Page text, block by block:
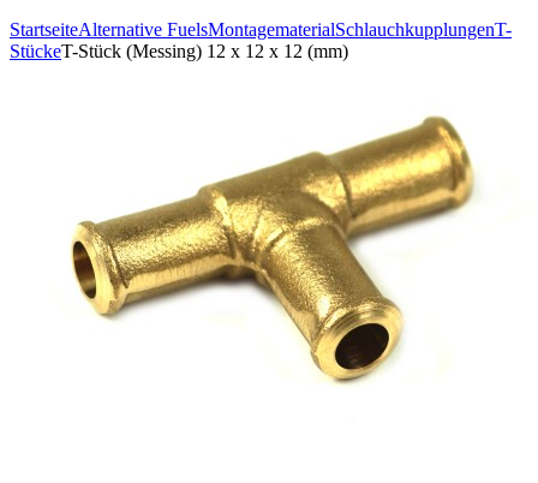
StartseiteAlternative FuelsMontagematerialSchlauchkupplungenT-
StückeT-Stück (Messing) 12 x 12 x 12 (mm)